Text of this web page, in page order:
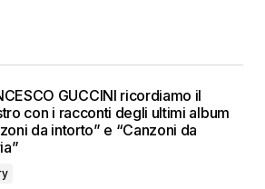
GUCCINI ricordiamo il
con i racconti degli ultimi album
da intorto” e “Canzoni da